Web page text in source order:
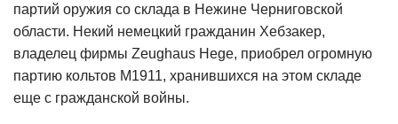
партий оружия со склада в Нежине Черниговской
области. Некий немецкий гражданин Хебзакер,
владелец фирмы Zeughaus Hege, приобрел огромную
партию кольтов М1911, хранившихся на этом складе
еще с гражданской войны.